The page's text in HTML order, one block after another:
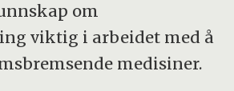
om
viktig i arbeidet med å
medisiner.